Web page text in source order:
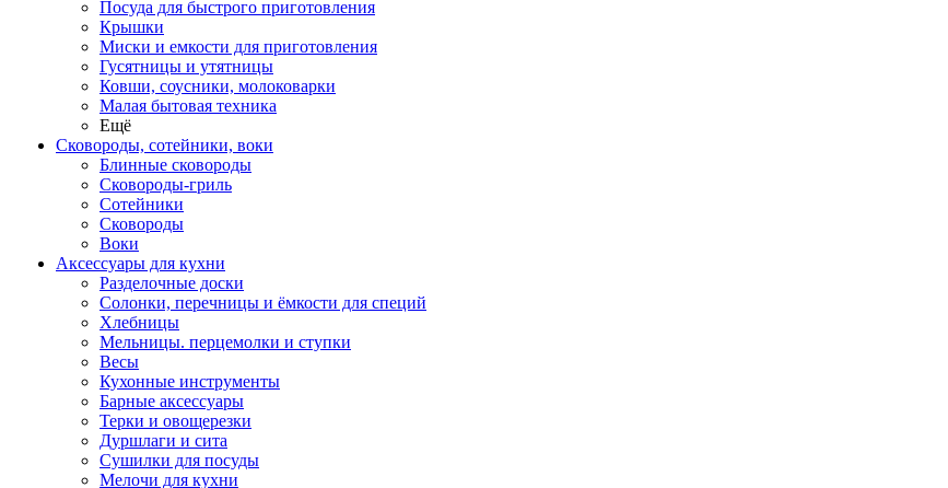
Посуда для быстрого приготовления
Крышки
Миски и емкости для приготовления
Гусятницы и утятницы
Ковши, соусники, молоковарки
Малая бытовая техника
Ещё
Сковороды, сотейники, воки
Блинные сковороды
Сковороды-гриль
Сотейники
Сковороды
Воки
Аксессуары для кухни
Разделочные доски
Солонки, перечницы и ёмкости для специй
Хлебницы
Мельницы. перцемолки и ступки
Весы
Кухонные инструменты
Барные аксессуары
Терки и овощерезки
Дуршлаги и сита
Сушилки для посуды
Мелочи для кухни